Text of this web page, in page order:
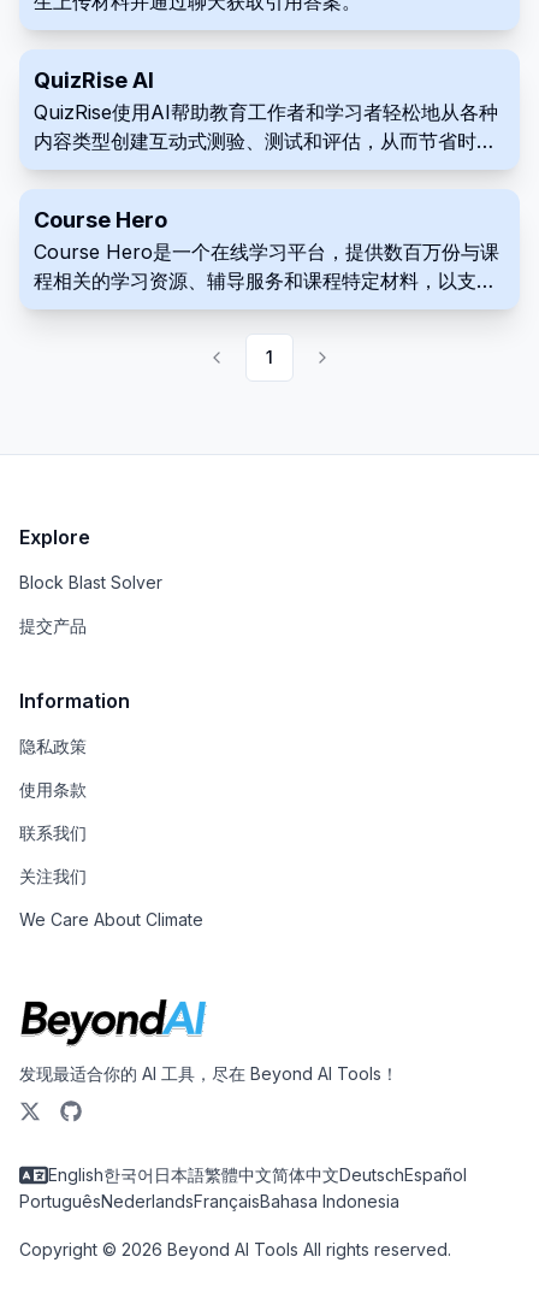
QuizRise AI
QuizRise使用AI帮助教育工作者和学习者轻松地从各种
内容类型创建互动式测验、测试和评估，从而节省时
间。
Course Hero
Course Hero是一个在线学习平台，提供数百万份与课
程相关的学习资源、辅导服务和课程特定材料，以支持
学生的学业成功。
1
Explore
Block Blast Solver
提交产品
Information
隐私政策
使用条款
联系我们
关注我们
We Care About Climate
发现最适合你的 AI 工具，尽在 Beyond AI Tools！
English한국어 日本語繁體中文简体中文DeutschEspañol
PortuguêsNederlandsFrançaisBahasa Indonesia
Copyright © 2026 Beyond AI Tools All rights reserved.